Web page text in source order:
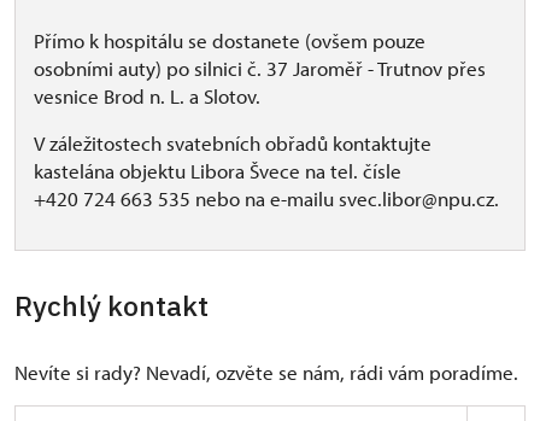
Přímo k hospitálu se dostanete (ovšem pouze
osobními auty) po silnici č. 37 Jaroměř - Trutnov přes
vesnice Brod n. L. a Slotov.
V záležitostech svatebních obřadů kontaktujte
kastelána objektu Libora Švece na tel. čísle
+420 724 663 535 nebo na e-mailu svec.libor@npu.cz.
Rychlý kontakt
Nevíte si rady? Nevadí, ozvěte se nám, rádi vám poradíme.